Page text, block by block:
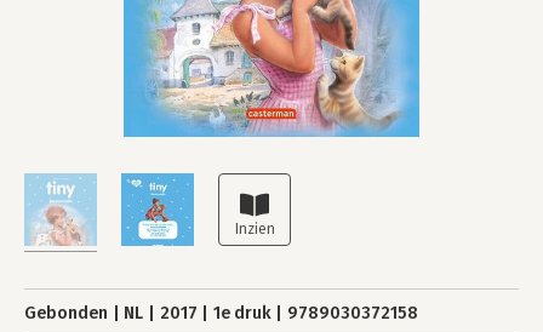
Gebonden NL 2017 1e druk 9789030372158